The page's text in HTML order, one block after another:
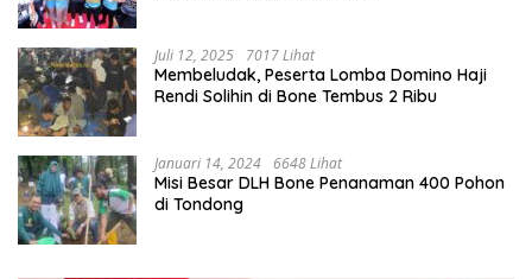
Juli 12, 2025 7017 Lihat
Membeludak, Peserta Lomba Domino Haji
Rendi Solihin di Bone Tembus 2 Ribu
Januari 14, 2024 6648 Lihat
Misi Besar DLH Bone Penanaman 400 Pohon
di Tondong